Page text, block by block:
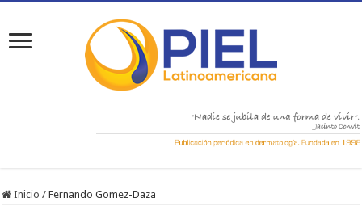
Inicio / Fernando Gomez-Daza